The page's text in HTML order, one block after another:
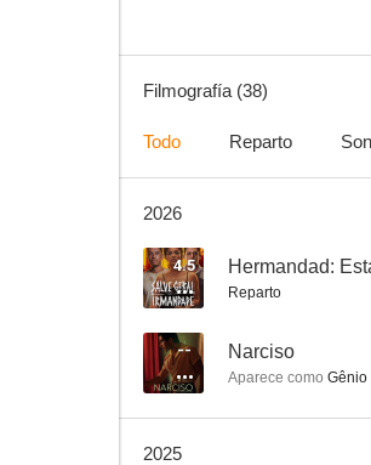
4.0
Filmografía (38)
Todo Reparto
2026
4.5 Hermandad:
Reparto
-- Narciso
Aparece como Gênio
2025